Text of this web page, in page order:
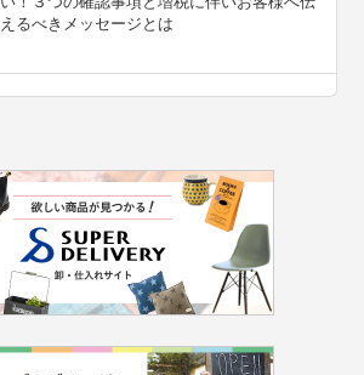
えるべきメッセージとは